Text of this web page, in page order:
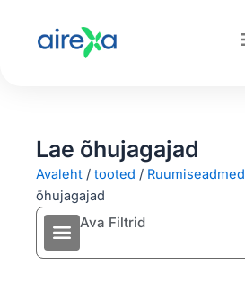
Lae õhujagajad
Avaleht / tooted / Ruumiseadmed
õhujagajad
Ava Filtrid